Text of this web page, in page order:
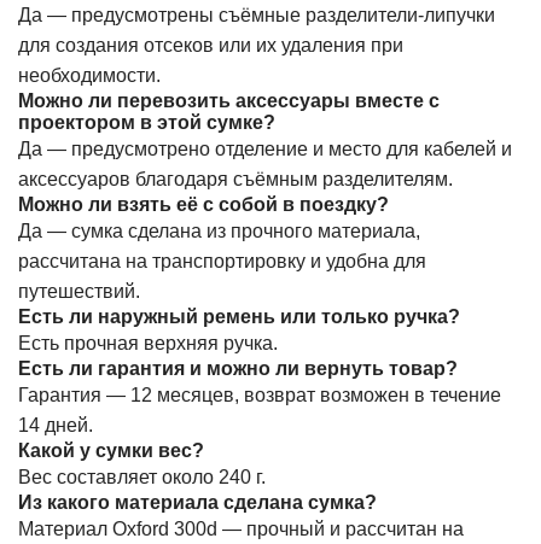
Да — предусмотрены съёмные разделители-липучки
для создания отсеков или их удаления при
необходимости.
Можно ли перевозить аксессуары вместе с
проектором в этой сумке?
Да — предусмотрено отделение и место для кабелей и
аксессуаров благодаря съёмным разделителям.
Можно ли взять её с собой в поездку?
Да — сумка сделана из прочного материала,
рассчитана на транспортировку и удобна для
путешествий.
Есть ли наружный ремень или только ручка?
Есть прочная верхняя ручка.
Есть ли гарантия и можно ли вернуть товар?
Гарантия — 12 месяцев, возврат возможен в течение
14 дней.
Какой у сумки вес?
Вес составляет около 240 г.
Из какого материала сделана сумка?
Материал Oxford 300d — прочный и рассчитан на